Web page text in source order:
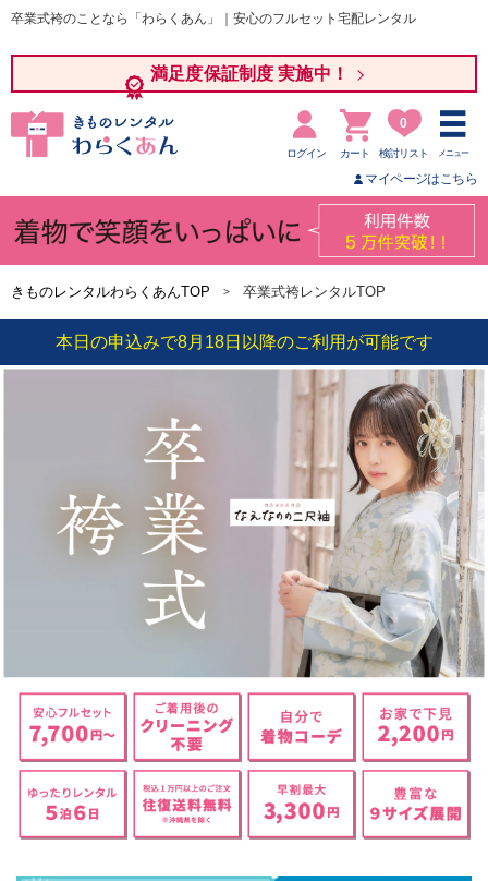
卒業式袴のことなら「わらくあん」｜安心のフルセット宅配レンタル
満足度保証制度 実施中！
ログイン カート
0
検討リスト メニュー
マイページはこちら
きものレンタルわらくあんTOP 卒業式袴レンタルTOP
本日の申込みで8月18日以降のご利用が可能です